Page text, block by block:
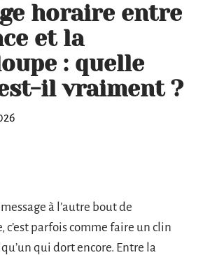
horaire entre
et la
: quelle
il vraiment ?
à l’autre bout de
c’est parfois comme faire un clin
qui dort encore. Entre la